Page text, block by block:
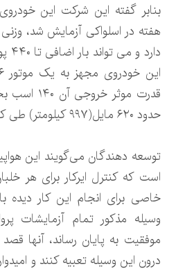
بنابر گفته این شرکت این
قدرت موثر
حدود ۶۲۰ مایل(۹۹۷ کیلومتر) طی کند.
توسعه دهندگان می‌گویند این
است که کنترل ایرکار برای هر
خاصی برای انجام این کار دیده
وسیله مذکور تمام آزمایشات
موفقیت به پایان رساند، آنها قصد
درون این وسیله تعبیه کنند و